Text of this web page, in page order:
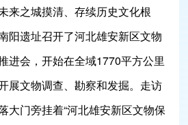
来之城摸清、存续历史文化根
阳遗址召开了河北雄安新区文物
进会，开始在全域1770平方公里
展文物调查、勘察和发掘。走访
大门旁挂着“河北雄安新区文物保